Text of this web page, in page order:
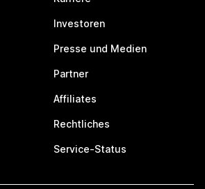
Investoren
Presse und Medien
Partner
Affiliates
Rechtliches
Service-Status